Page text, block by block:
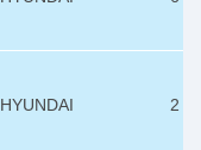
HYUNDAI 2